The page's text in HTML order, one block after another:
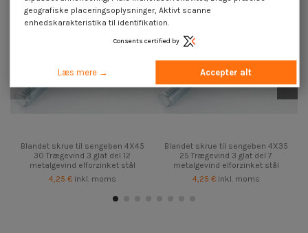
Blandet skrue til sengeben 4X45
30 Trægevind 3 glat del 12
metalgevind elforzinket stål
4,25 € inkl. moms
Blandet skrue til sengeben 4X35
25 Trægevind 3 glat del 7
metalgevind elforzinket stål
4,25 € inkl. moms
geografiske placeringsoplysninger, Aktivt scanne
enhedskarakteristika til identifikation.
Consents certified by
Læs mere → Accepter alt